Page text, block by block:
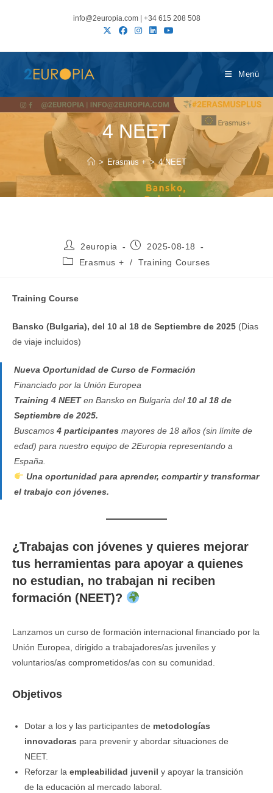
info@2europia.com | +34 615 208 508
Menú
4 NEET
> Erasmus + > 4 NEET
Autor
de
la
2europia
Publicación
la
2025-08-18
Categoría
entrada:
Erasmus + / Training Courses
Training Course
Bansko (Bulgaria), del 10 al 18 de Septiembre de 2025 (Dias
de viaje incluidos)
Nueva Oportunidad de Curso de Formación
Financiado por la Unión Europea
Training 4 NEETen Bansko en Bulgaria del10 al 18 de
Septiembre de 2025.
Buscamos 4 participantes mayores de 18 años (sin límite de
edad) para nuestro equipo de 2Europia representando a
España.
Una oportunidad para aprender, compartir y transformar
el trabajo con jóvenes.
¿Trabajas con jóvenes y quieres mejorar
tus herramientas para apoyar a quienes
no estudian, no trabajan ni reciben
formación (NEET)?
Lanzamos un curso de formación internacional financiado por la
Unión Europea, dirigido a trabajadores/as juveniles y
voluntarios/as comprometidos/as con su comunidad.
Objetivos
Dotar a los y las participantes de metodologías
innovadoras para prevenir y abordar situaciones de
NEET.
Reforzar la empleabilidad juvenil y apoyar la transición
de la educación al mercado laboral.